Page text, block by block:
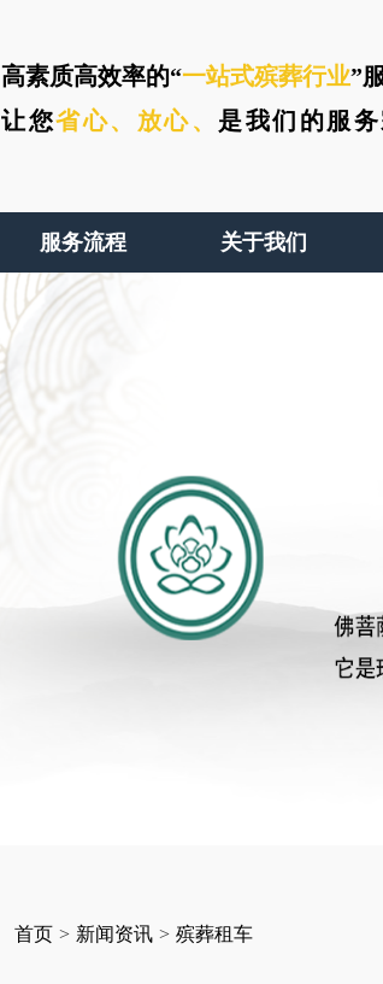
高素质高效率的“一站式殡葬行业”
让您省心、 放心、 是我们的服
服务流程 关于我们
首页 > 新闻资讯 > 殡葬租车